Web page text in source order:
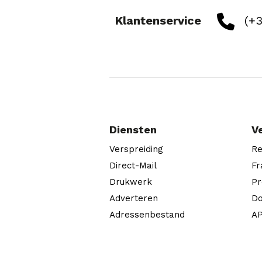
Klantenservice
Diensten
Verspreiding
Direct-Mail
Drukwerk
Adverteren
Adressenbestand